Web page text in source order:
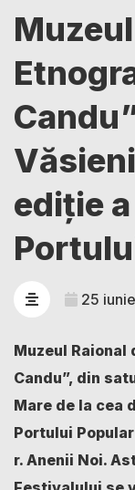
ediție
25
Muzeul
Candu”, din
Mare de la cea
Portului
r. Anenii Noi.